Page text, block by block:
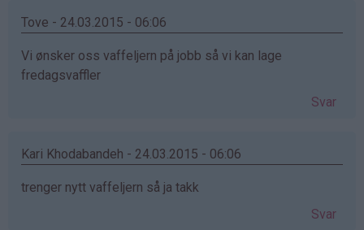
Tove - 24.03.2015 - 06:06
Vi ønsker oss vaffeljern på jobb så vi kan lage
fredagsvaffler
Svar
Kari Khodabandeh - 24.03.2015 - 06:06
trenger nytt vaffeljern så ja takk
Svar